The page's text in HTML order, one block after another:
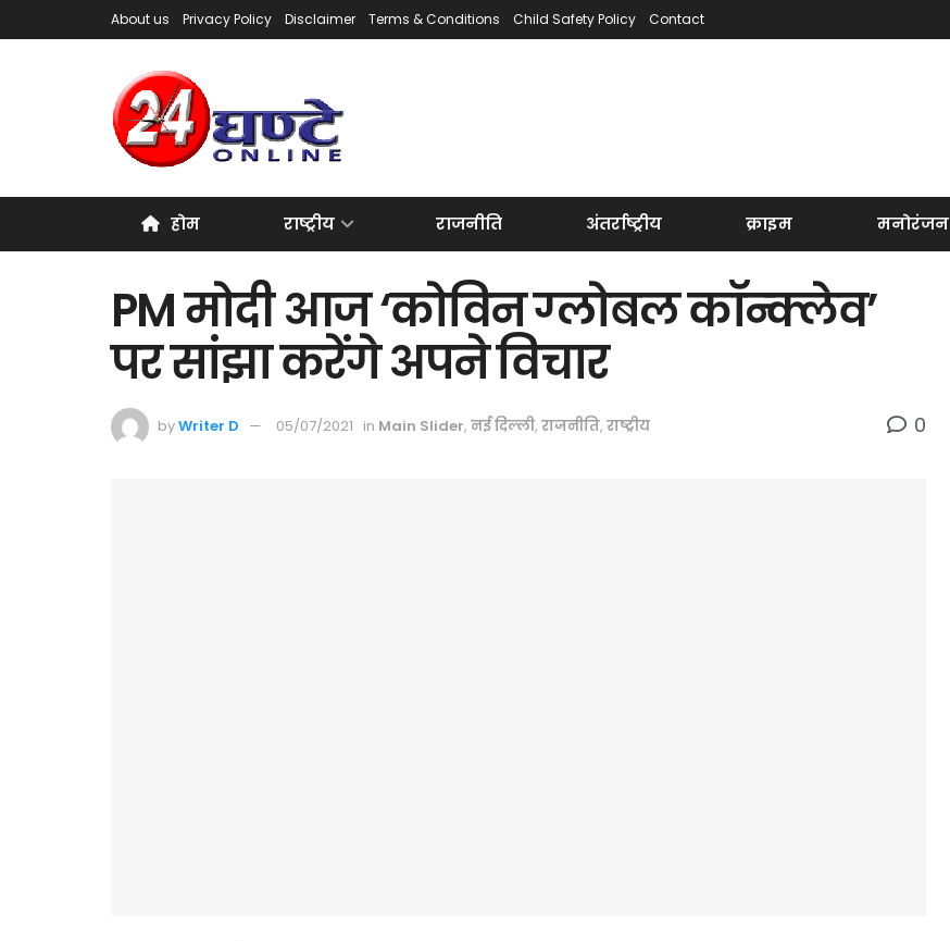
About us Privacy Policy Disclaimer Terms & Conditions Child Safety Policy Contact
होम राष्ट्रीय राजनीति अंतर्राष्ट्रीय क्राइम मनोरंजन
PM मोदी आज ‘कोविन ग्लोबल कॉन्क्लेव’
पर सांझा करेंगे अपने विचार
byWriter D 05/07/2021 in Main Slider, नई दिल्ली, राजनीति, राष्ट्रीय 0